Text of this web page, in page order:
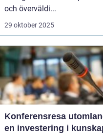
och överväldi...
29 oktober 2025
Konferensresa
en investering i